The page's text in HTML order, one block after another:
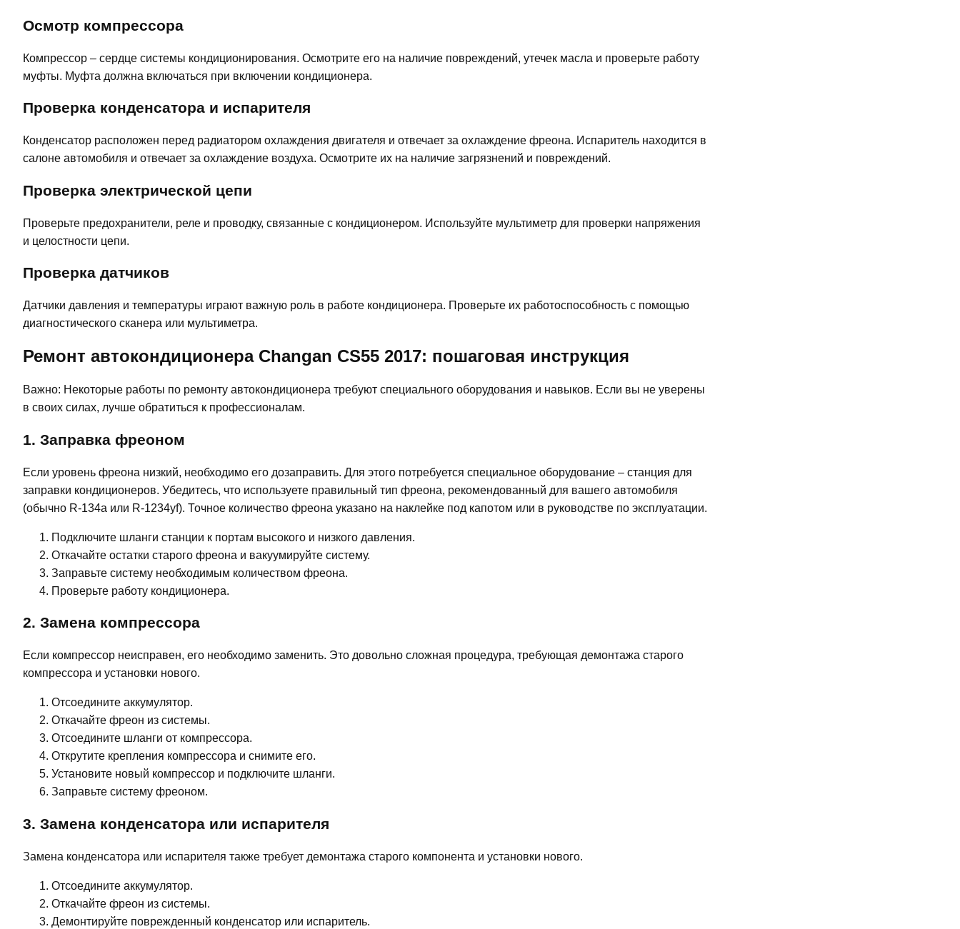
Осмотр компрессора
Компрессор – сердце системы кондиционирования. Осмотрите его на наличие повреждений, утечек масла и проверьте работу
муфты. Муфта должна включаться при включении кондиционера.
Проверка конденсатора и испарителя
Конденсатор расположен перед радиатором охлаждения двигателя и отвечает за охлаждение фреона. Испаритель находится в
салоне автомобиля и отвечает за охлаждение воздуха. Осмотрите их на наличие загрязнений и повреждений.
Проверка электрической цепи
Проверьте предохранители, реле и проводку, связанные с кондиционером. Используйте мультиметр для проверки напряжения
и целостности цепи.
Проверка датчиков
Датчики давления и температуры играют важную роль в работе кондиционера. Проверьте их работоспособность с помощью
диагностического сканера или мультиметра.
Ремонт автокондиционера Changan CS55 2017: пошаговая инструкция
Важно: Некоторые работы по ремонту автокондиционера требуют специального оборудования и навыков. Если вы не уверены
в своих силах, лучше обратиться к профессионалам.
1. Заправка фреоном
Если уровень фреона низкий, необходимо его дозаправить. Для этого потребуется специальное оборудование – станция для
заправки кондиционеров. Убедитесь, что используете правильный тип фреона, рекомендованный для вашего автомобиля
(обычно R-134a или R-1234yf). Точное количество фреона указано на наклейке под капотом или в руководстве по эксплуатации.
Подключите шланги станции к портам высокого и низкого давления.
Откачайте остатки старого фреона и вакуумируйте систему.
Заправьте систему необходимым количеством фреона.
Проверьте работу кондиционера.
2. Замена компрессора
Если компрессор неисправен, его необходимо заменить. Это довольно сложная процедура, требующая демонтажа старого
компрессора и установки нового.
Отсоедините аккумулятор.
Откачайте фреон из системы.
Отсоедините шланги от компрессора.
Открутите крепления компрессора и снимите его.
Установите новый компрессор и подключите шланги.
Заправьте систему фреоном.
3. Замена конденсатора или испарителя
Замена конденсатора или испарителя также требует демонтажа старого компонента и установки нового.
Отсоедините аккумулятор.
Откачайте фреон из системы.
Демонтируйте поврежденный конденсатор или испаритель.